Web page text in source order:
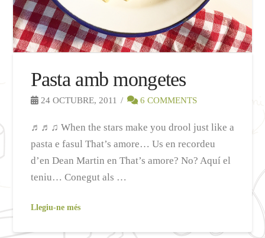
Pasta amb mongetes
24 OCTUBRE, 2011 6 COMMENTS
♬♬♫ When the stars make you drool just like a
pasta e fasul That’s amore… Us en recordeu
d’en Dean Martin en That’s amore? No? Aquí el
teniu… Conegut als …
Llegiu-ne més